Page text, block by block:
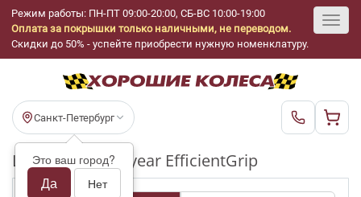
Режим работы: ПН-ПТ 09:00-20:00, СБ-ВС 10:00-19:00
Оплата за покрышки только наличными, не переводом.
Скидки до 50% - успейте приобрести нужную номенклатуру.
Санкт-Петербург
Это ваш город?
Да Нет
Шины бу Goodyear EfficientGrip